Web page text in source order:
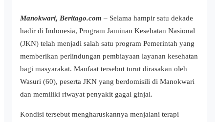
Manokwari, Beritago.com – Selama hampir satu dekade
hadir di Indonesia, Program Jaminan Kesehatan Nasional
(JKN) telah menjadi salah satu program Pemerintah yang
memberikan perlindungan pembiayaan layanan kesehatan
bagi masyarakat. Manfaat tersebut turut dirasakan oleh
Wasuri (60), peserta JKN yang berdomisili di Manokwari
dan memiliki riwayat penyakit gagal ginjal.
Kondisi tersebut mengharuskannya menjalani terapi